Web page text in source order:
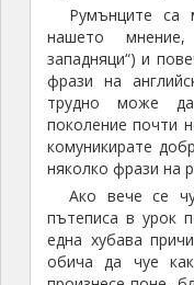
Румънците са
нашето
западняци“) и
фрази на
трудно може
поколение почти
комуникирате
няколко фрази на
Ако вече се
пътеписа в урок
една хубава
обича да чуе